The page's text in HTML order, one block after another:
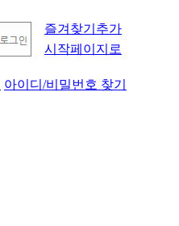
즐겨찾기추가
시작페이지로
아이디/비밀번호 찾기